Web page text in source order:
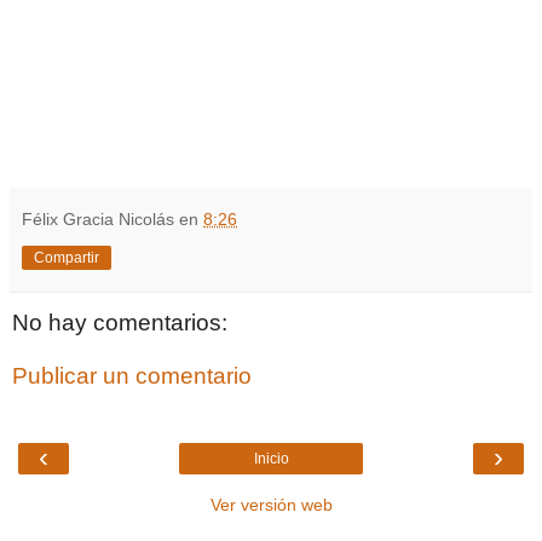
Félix Gracia Nicolás en 8:26
Compartir
No hay comentarios:
Publicar un comentario
‹ ›
Inicio
Ver versión web